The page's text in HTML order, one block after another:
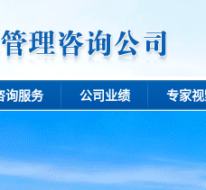
询服务 公司业绩 专家